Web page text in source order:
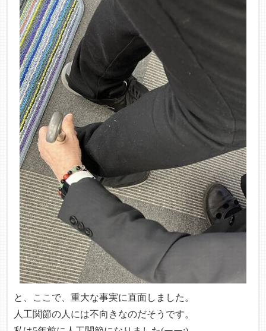
と、ここで、重大な事実に直面しました。
人工関節の人には不向きなのだそうです。